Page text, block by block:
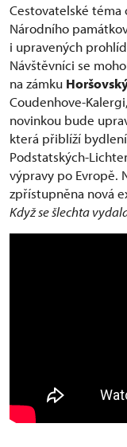
Cestovatelské
Národního
i upravených
Návštěvníci se
na zámku
Coudenhove-
novinkou bude
která přiblíží
Podstatských-
výpravy po Evropě.
zpřístupněna nová
Když se šlechta